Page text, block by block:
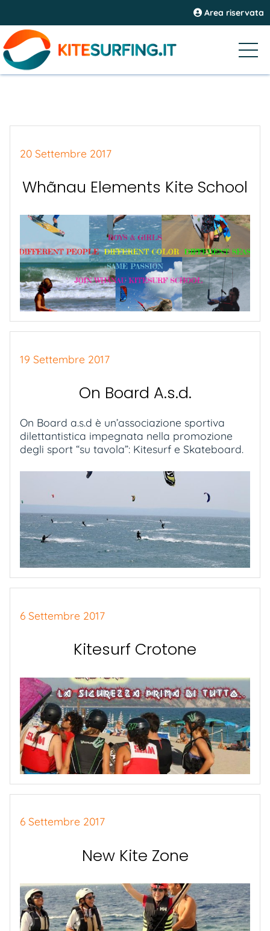
Area riservata
20 Settembre 2017
Whãnau Elements Kite School
19 Settembre 2017
On Board A.s.d.
On Board a.s.d è un’associazione sportiva
dilettantistica impegnata nella promozione
degli sport “su tavola”: Kitesurf e Skateboard.
6 Settembre 2017
Kitesurf Crotone
6 Settembre 2017
New Kite Zone